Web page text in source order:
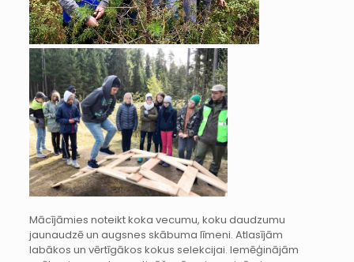
Mācījāmies noteikt koka vecumu, koku daudzumu
jaunaudzē un augsnes skābuma līmeni. Atlasījām
labākos un vērtīgākos kokus selekcijai. Iemēģinājām